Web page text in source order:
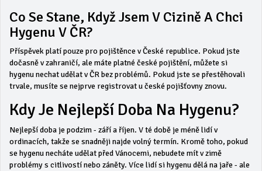
Co Se Stane, Když Jsem V Cizině A Chci
Hygenu V ČR?
Příspěvek platí pouze pro pojištěnce v České republice. Pokud jste
dočasně v zahraničí, ale máte platné české pojištění, můžete si
hygenu nechat udělat v ČR bez problémů. Pokud jste se přestěhovali
trvale, musíte se nejprve registrovat u české pojišťovny znovu.
Kdy Je Nejlepší Doba Na Hygenu?
Nejlepší doba je podzim - září a říjen. V té době je méně lidí v
ordinacích, takže se snadněji najde volný termín. Kromě toho, pokud
se hygenu necháte udělat před Vánocemi, nebudete mít v zimě
problémy s citlivostí nebo záněty. Více lidí si hygenu dělá na jaře - ale